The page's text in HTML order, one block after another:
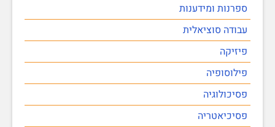
ספרנות ומידענות
עבודה סוציאלית
פיזיקה
פילוסופיה
פסיכולוגיה
פסיכיאטריה